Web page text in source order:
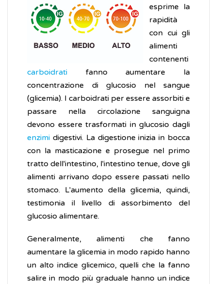
esprime la
rapidità
con cui gli
alimenti
contenenti
carboidrati fanno aumentare la
concentrazione di glucosio nel sangue
(glicemia). I carboidrati per essere assorbiti e
passare nella circolazione sanguigna
devono essere trasformati in glucosio dagli
enzimi digestivi. La digestione inizia in bocca
con la masticazione e prosegue nel primo
tratto dell'intestino, l'intestino tenue, dove gli
alimenti arrivano dopo essere passati nello
stomaco. L'aumento della glicemia, quindi,
testimonia il livello di assorbimento del
glucosio alimentare.
Generalmente, alimenti che fanno
aumentare la glicemia in modo rapido hanno
un alto indice glicemico, quelli che la fanno
salire in modo più graduale hanno un indice